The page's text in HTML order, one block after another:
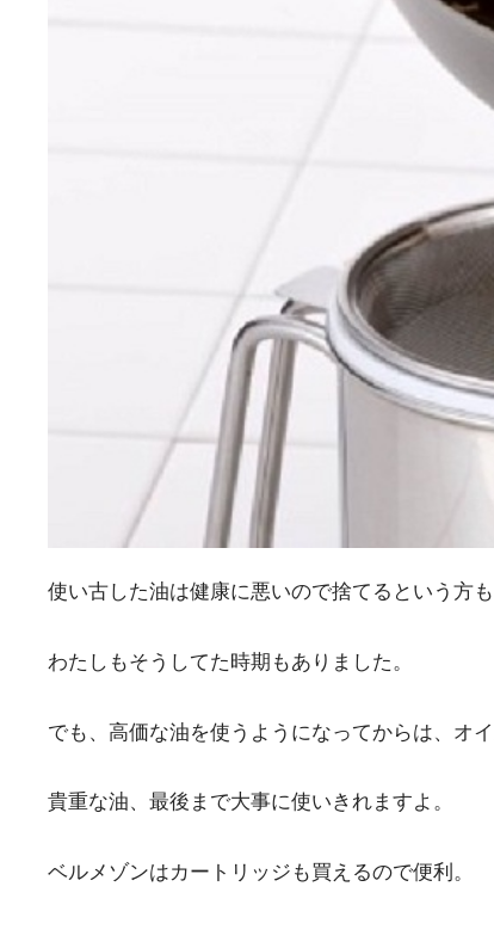
使い古した油は健康に悪いので捨てるという方も
わたしもそうしてた時期もありました。
でも、高価な油を使うようになってからは、オ
貴重な油、最後まで大事に使いきれますよ。
ベルメゾンはカートリッジも買えるので便利。